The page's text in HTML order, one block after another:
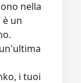
nella
è un
i tuoi